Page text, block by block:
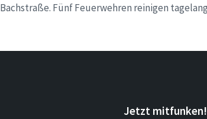
Bachstraße. Fünf Feuerwehren reinigen
Jetzt mitfunken!